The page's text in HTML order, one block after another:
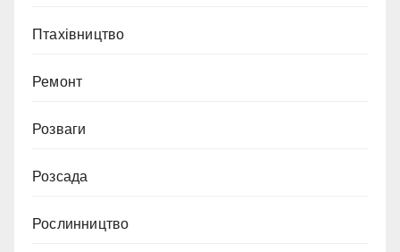
Птахівництво
Ремонт
Розваги
Розсада
Рослинництво